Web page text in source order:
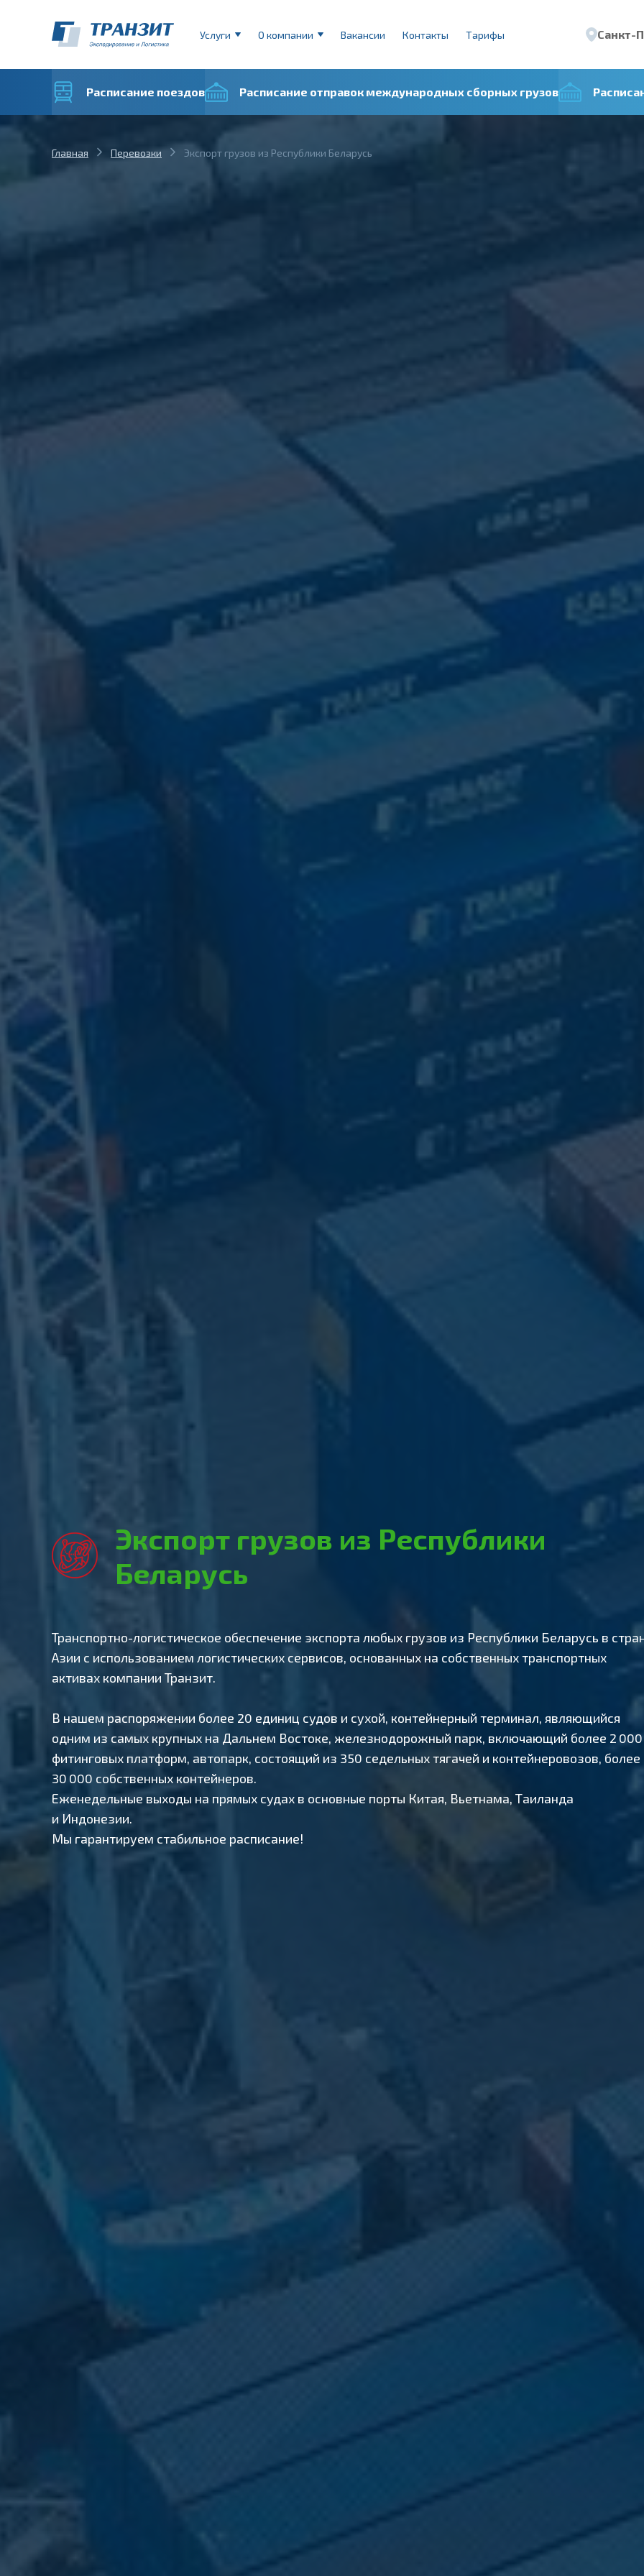
Услуги О компании Вакансии Контакты Тарифы Санкт-
Расписание поездов Расписание отправок международных сборных грузов
Главная Перевозки Экспорт грузов из Республики Беларусь
Экспорт грузов из Республики
Беларусь
Транспортно-логистическое обеспечение экспорта любых грузов из Республики Беларусь в
Азии с использованием логистических сервисов, основанных на собственных транспортных
активах компании Транзит.
В нашем распоряжении более 20 единиц cудов и сухой, контейнерный терминал, являющийся
одним из самых крупных на Дальнем Востоке, железнодорожный парк, включающий более 2 000
фитинговых платформ, автопарк, состоящий из 350 седельных тягачей и контейнеровозов, более
30 000 собственных контейнеров.
Еженедельные выходы на прямых судах в основные порты Китая, Вьетнама, Таиланда
и Индонезии.
Мы гарантируем стабильное расписание!